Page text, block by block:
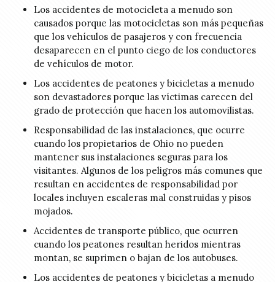
Los accidentes de motocicleta a menudo son
causados porque las motocicletas son más pequeñas
que los vehículos de pasajeros y con frecuencia
desaparecen en el punto ciego de los conductores
de vehículos de motor.
Los accidentes de peatones y bicicletas a menudo
son devastadores porque las víctimas carecen del
grado de protección que hacen los automovilistas.
Responsabilidad de las instalaciones, que ocurre
cuando los propietarios de Ohio no pueden
mantener sus instalaciones seguras para los
visitantes. Algunos de los peligros más comunes que
resultan en accidentes de responsabilidad por
locales incluyen escaleras mal construidas y pisos
mojados.
Accidentes de transporte público, que ocurren
cuando los peatones resultan heridos mientras
montan, se suprimen o bajan de los autobuses.
Los accidentes de peatones y bicicletas a menudo